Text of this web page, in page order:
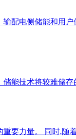
配电侧储能和用
能技术将较难储
要力量。 同时,